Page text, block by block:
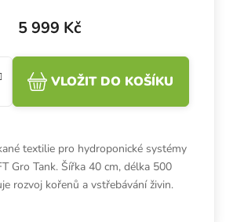
5 999 Kč
VLOŽIT DO KOŠÍKU
textilie pro hydroponické systémy
Gro Tank. Šířka 40 cm, délka 500
rozvoj kořenů a vstřebávání živin.